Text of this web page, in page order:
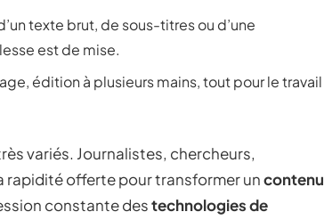
texte brut, de sous-titres ou d’une
est de mise.
édition à plusieurs mains, tout pour le travail
variés. Journalistes, chercheurs,
rapidité offerte pour transformer uncontenu
constante destechnologies de